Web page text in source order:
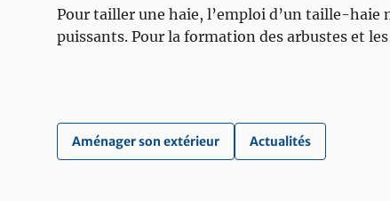
Pour tailler une haie, l’emploi d’un taille-
puissants. Pour la formation des arbustes et
Aménager son extérieur Actualités